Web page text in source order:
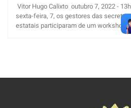
Vitor Hugo Calixto outubro 7, 2022 -
sexta-feira, 7, os gestores das
estatais participaram de um workshop